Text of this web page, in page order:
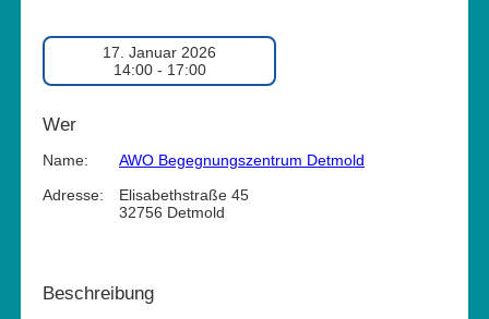
17. Januar 2026
14:00 - 17:00
Wer
Name:
AWO Begegnungszentrum Detmold
Adresse:
Elisabethstraße 45
32756 Detmold
Beschreibung